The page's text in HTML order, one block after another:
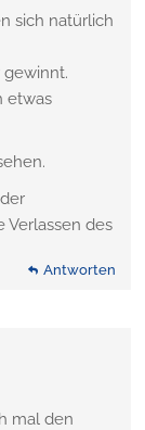
sich natürlich
gewinnt.
etwas
des
Antworten
mal den